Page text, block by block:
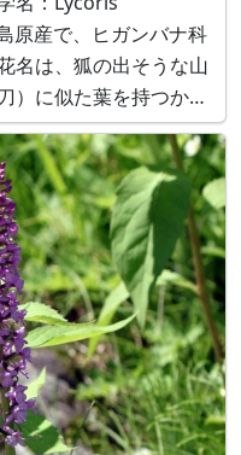
原産で、ヒガンバナ科
名は、狐の出そうな山
）に似た葉を持つから
からだとか、花を横か
狐の剃刀は同